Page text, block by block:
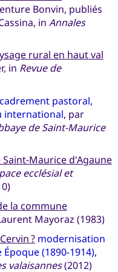
Bonvin, publiés
in Annales
rural en haut val
in Revue de
pastoral,
international, par
de Saint-Maurice
Maurice d'Agaune
ecclésial et
la commune
Mayoraz (1983)
? modernisation
(1890-1914),
valaisannes(2012)